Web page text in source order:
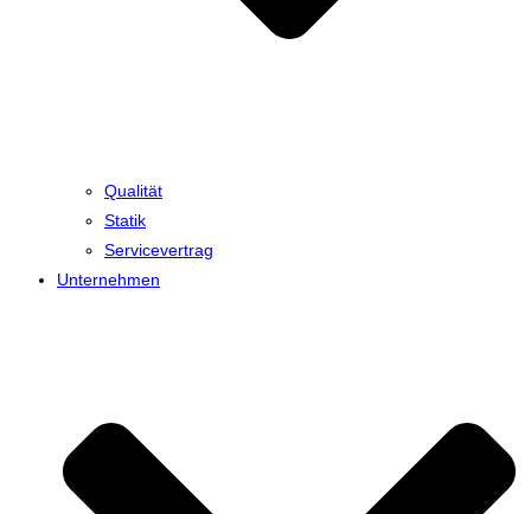
Qualität
Statik
Servicevertrag
Unternehmen